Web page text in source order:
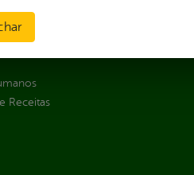
e Prestação de Contas
Receitas